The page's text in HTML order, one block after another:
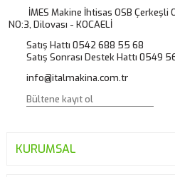
İMES Makine İhtisas OSB Çerkeşli
NO:3, Dilovası - KOCAELİ
Satış Hattı 0542 688 55 68
Satış Sonrası Destek Hattı 0549
info@italmakina.com.tr
KURUMSAL